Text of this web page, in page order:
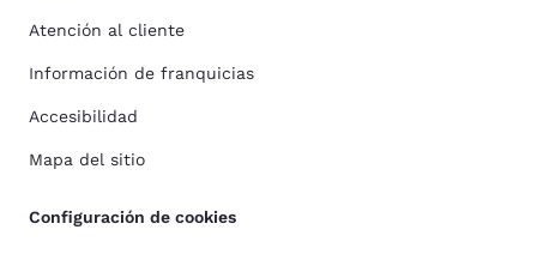
Atención al cliente
Información de franquicias
Accesibilidad
Mapa del sitio
Configuración de cookies